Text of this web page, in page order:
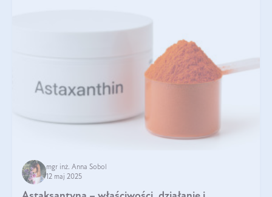
mgr inż. Anna Sobol
12 maj 2025